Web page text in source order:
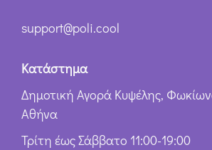
support@poli.cool
Κατάστημα
Δημοτική Αγορά Κυψέλης,
Αθήνα
Τρίτη έως Σάββατο 11:00-19:00